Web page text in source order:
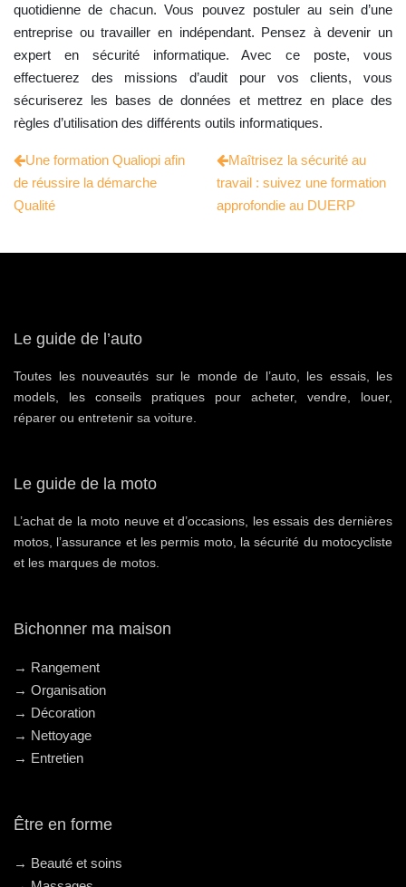
quotidienne de chacun. Vous pouvez postuler au sein d’une
entreprise ou travailler en indépendant. Pensez à devenir un
expert en sécurité informatique. Avec ce poste, vous
effectuerez des missions d’audit pour vos clients, vous
sécuriserez les bases de données et mettrez en place des
règles d’utilisation des différents outils informatiques.
Une formation Qualiopi afin
de réussire la démarche
Qualité
Maîtrisez la sécurité au
travail : suivez une formation
approfondie au DUERP
Le guide de l’auto
Toutes les nouveautés sur le monde de l’auto, les essais, les
models, les conseils pratiques pour acheter, vendre, louer,
réparer ou entretenir sa voiture.
Le guide de la moto
L’achat de la moto neuve et d’occasions, les essais des dernières
motos, l’assurance et les permis moto, la sécurité du motocycliste
et les marques de motos.
Bichonner ma maison
→ Rangement
→ Organisation
→ Décoration
→ Nettoyage
→ Entretien
Être en forme
→ Beauté et soins